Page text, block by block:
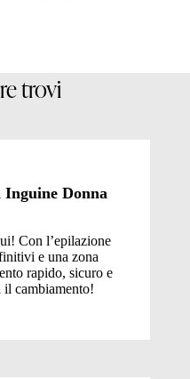
trovi
Donna
Con l’epilazione
e una zona
rapido, sicuro e
il cambiamento!